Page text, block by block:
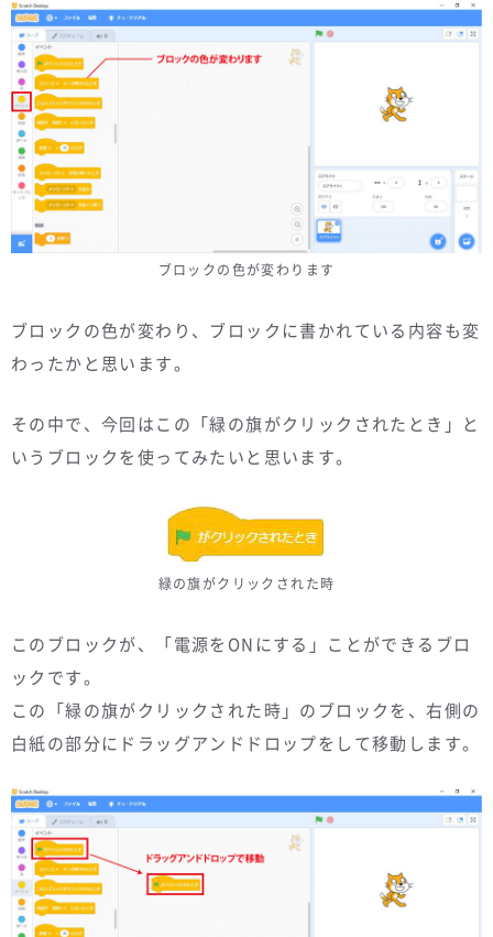
ブロックの色が変わります
ブロックの色が変わり、ブロックに書かれている内容も変
わったかと思います。
その中で、今回はこの「緑の旗がクリックされたとき」と
いうブロックを使ってみたいと思います。
緑の旗がクリックされた時
このブロックが、「電源をONにする」ことができるブロ
ックです。
この「緑の旗がクリックされた時」のブロックを、右側の
白紙の部分にドラッグアンドドロップをして移動します。